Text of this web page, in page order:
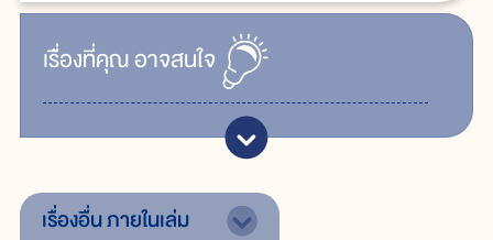
เรื่ิองที่คุณอาจสนใจ
เรื่องอื่นภายในเล่ม